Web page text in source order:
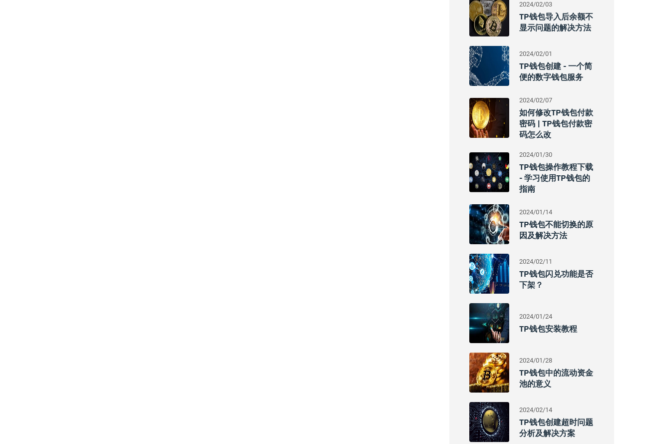
2024/02/03
TP钱包导入后余额不
显示问题的解决方法
2024/02/01
TP钱包创建 - 一个简
便的数字钱包服务
2024/02/07
如何修改TP钱包付款
密码 | TP钱包付款密
码怎么改
2024/01/30
TP钱包操作教程下载
- 学习使用TP钱包的
指南
2024/01/14
TP钱包不能切换的原
因及解决方法
2024/02/11
TP钱包闪兑功能是否
下架？
2024/01/24
TP钱包安装教程
2024/01/28
TP钱包中的流动资金
池的意义
2024/02/14
TP钱包创建超时问题
分析及解决方案